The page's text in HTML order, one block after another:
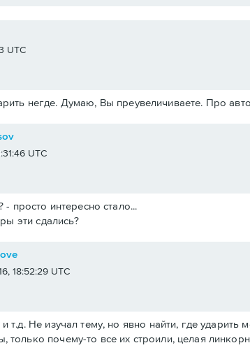
UTC
негде. Думаю, Вы преувеличиваете. Про
UTC
просто интересно стало...
эти сдались?
18:52:29 UTC
т.д. Не изучал тему, но явно найти, где ударить
только почему-то все их строили, целая